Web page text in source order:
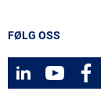
FØLG OSS